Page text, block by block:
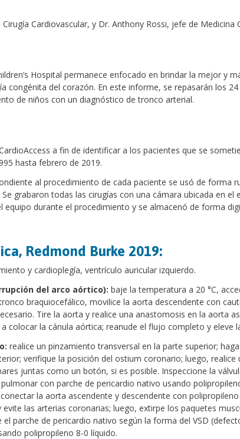
Cardiovascular, y Dr. Anthony Rossi, jefe de Medicina
Hospital permanece enfocado en brindar la mejor y
congénita del corazón. En este informe, se repasarán los
de niños con un diagnóstico de tronco arterial.
a fin de identificar a los pacientes que se
hasta febrero de 2019.
al procedimiento de cada paciente se usó de forma
grabaron todas las cirugías con una cámara ubicada en el
equipo durante el procedimiento y se almacenó de forma
Redmond Burke 2019:
y cardioplegía, ventrículo auricular izquierdo.
del arco aórtico): baje la temperatura a 20 °C,
braquiocefálico, movilice la aorta descendente con
Tire la aorta y realice una anastomosis en la aorta
colocar la cánula aórtica; reanude el flujo completo y eleve
realice un pinzamiento transversal en la parte superior;
verifique la posición del ostium coronario; luego, realice
juntas como un botón, si es posible. Inspeccione la
con parche de pericardio nativo usando
la aorta ascendente y descendente con
las arterias coronarias; luego, extirpe los paquetes
parche de pericardio nativo según la forma del VSD
polipropileno 8-0 líquido.